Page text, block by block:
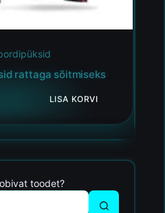
rattaga sõitmiseks
LISA KORVI
toodet?